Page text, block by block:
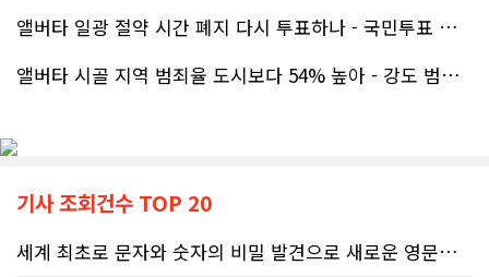
베이스먼트 개발을 고민하시는 분들께 B&A를 자신 있게 추천드립니다.앨버타 일광 절약 시간 폐지 다시 투표하나 - 국민투표 기준 낮춰지며 ..
앨버타 시골 지역 범죄율 도시보다 54% 높아 - 강도 범죄는 도시가 ..
기사 조회건수 TOP 20
세계 최초로 문자와 숫자의 비밀 발견으로 새로운 영문법을 발명한 임성빈..